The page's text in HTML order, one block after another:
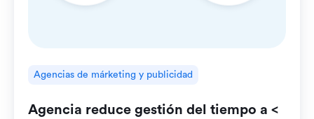
Agencias de márketing y publicidad
Agencia reduce gestión del tiempo a <